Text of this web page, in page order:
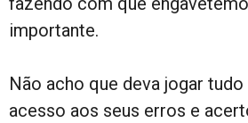
importante.
Não acho que deva jogar
acesso aos seus erros e